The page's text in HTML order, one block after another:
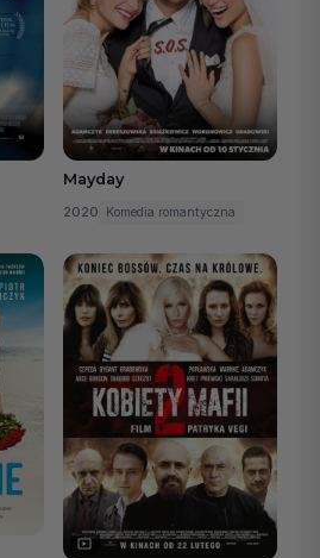
Mayday
2020 Komedia romantyczna